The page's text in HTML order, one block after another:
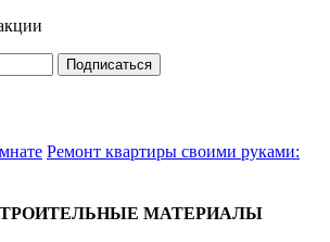
Подписаться
Ремонт квартиры своими руками:
МАТЕРИАЛЫ